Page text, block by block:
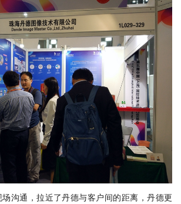
沟通，拉近了丹德与客户间的距离，丹德更